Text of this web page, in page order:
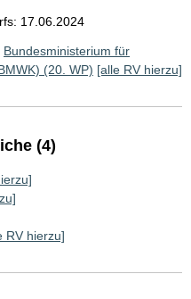
17.06.2024
Bundesministerium für
(20. WP) [alle RV hierzu]
(4)
RV hierzu]